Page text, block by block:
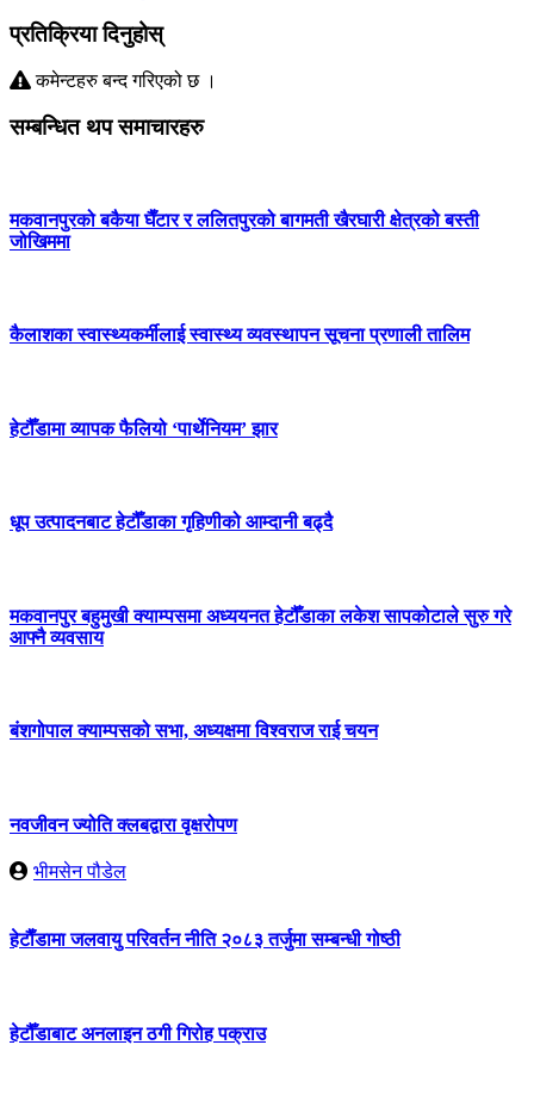
प्रतिक्रिया दिनुहोस्
कमेन्टहरु बन्द गरिएको छ ।
सम्बन्धित थप समाचारहरु
मकवानपुरको बकैया घैँटार र ललितपुरको बागमती खैरघारी क्षेत्रको बस्ती
जोखिममा
कैलाशका स्वास्थ्यकर्मीलाई स्वास्थ्य व्यवस्थापन सूचना प्रणाली तालिम
हेटौँडामा व्यापक फैलियो ‘पार्थेनियम’ झार
धूप उत्पादनबाट हेटौँडाका गृहिणीको आम्दानी बढ्दै
मकवानपुर बहुमुखी क्याम्पसमा अध्ययनत हेटौँडाका लकेश सापकोटाले सुरु गरे
आफ्नै व्यवसाय
बंशगोपाल क्याम्पसको सभा, अध्यक्षमा विश्वराज राई चयन
नवजीवन ज्योति क्लबद्वारा वृक्षरोपण
भीमसेन पौडेल
हेटाैँडामा जलवायु परिवर्तन नीति २०८३ तर्जुमा सम्बन्धी गोष्ठी
हेटौँडाबाट अनलाइन ठगी गिरोह पक्राउ